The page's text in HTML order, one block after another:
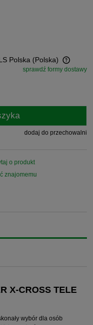
Polska (Polska)
płatnościsprawdź formy dostawy
dodaj do przechowalni
o produkt
znajomemu
X-CROSS TELE
wybór dla osób